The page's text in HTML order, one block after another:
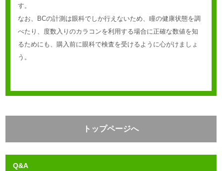
す。
なお、BCの計測は眼科でしか行えないため、瞳の健康状態を調
べたり、度数入りのカラコンを利用する場合に正確な数値を知
るためにも、購入前に眼科で検査を受けるように心がけましょ
う。
トップページへ
Q&A